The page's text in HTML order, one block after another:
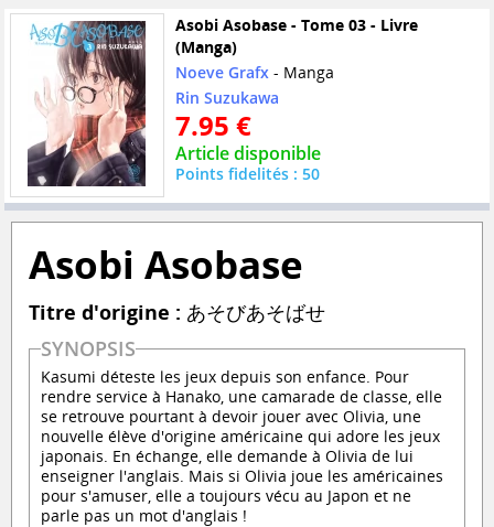
Asobi Asobase - Tome 03 - Livre
(Manga)
Noeve Grafx- Manga
Rin Suzukawa
7.95 €
Article disponible
Points fidelités : 50
Asobi Asobase
Titre d'origine : あそびあそばせ
SYNOPSIS
Kasumi déteste les jeux depuis son enfance. Pour
rendre service à Hanako, une camarade de classe, elle
se retrouve pourtant à devoir jouer avec Olivia, une
nouvelle élève d'origine américaine qui adore les jeux
japonais. En échange, elle demande à Olivia de lui
enseigner l'anglais. Mais si Olivia joue les américaines
pour s'amuser, elle a toujours vécu au Japon et ne
parle pas un mot d'anglais !